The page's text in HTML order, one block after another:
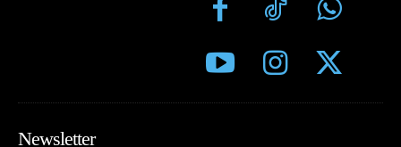
Newsletter